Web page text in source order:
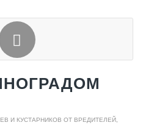
И КУСТАРНИКОВ ОТ ВРЕДИТЕЛЕЙ,